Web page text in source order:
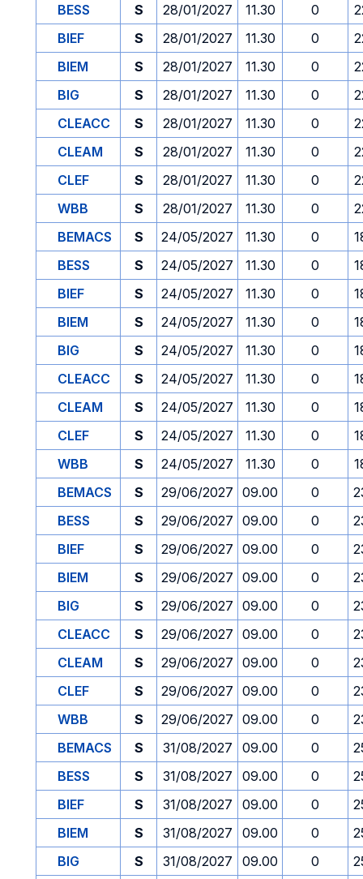
BESS
S 28/01/2027 11.30 0
BIEF
S 28/01/2027 11.30 0
BIEM
S 28/01/2027 11.30 0
BIG
S 28/01/2027 11.30 0
CLEACC
S 28/01/2027 11.30 0
CLEAM
S 28/01/2027 11.30 0
CLEF
S 28/01/2027 11.30 0
WBB
S 28/01/2027 11.30 0
BEMACS
S 24/05/2027 11.30 0
BESS
S 24/05/2027 11.30 0
BIEF
S 24/05/2027 11.30 0
BIEM
S 24/05/2027 11.30 0
BIG
S 24/05/2027 11.30 0
CLEACC
S 24/05/2027 11.30 0
CLEAM
S 24/05/2027 11.30 0
CLEF
S 24/05/2027 11.30 0
WBB
S 24/05/2027 11.30 0
BEMACS
S 29/06/2027 09.00 0
BESS
S 29/06/2027 09.00 0
BIEF
S 29/06/2027 09.00 0
BIEM
S 29/06/2027 09.00 0
BIG
S 29/06/2027 09.00 0
CLEACC
S 29/06/2027 09.00 0
CLEAM
S 29/06/2027 09.00 0
CLEF
S 29/06/2027 09.00 0
WBB
S 29/06/2027 09.00 0
BEMACS
S 31/08/2027 09.00 0
BESS
S 31/08/2027 09.00 0
BIEF
S 31/08/2027 09.00 0
BIEM
S 31/08/2027 09.00 0
BIG
S 31/08/2027 09.00 0